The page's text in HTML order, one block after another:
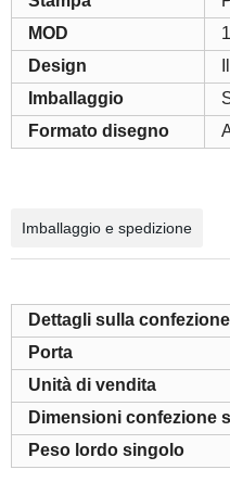
MOD
Design
Imballaggio
Formato disegno
Imballaggio e spedizione
Dettagli sulla confezione
Porta
Unità di vendita
Dimensioni confezione
Peso lordo singolo